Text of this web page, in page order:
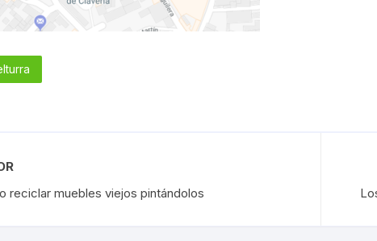
reciclar muebles viejos pintándolos